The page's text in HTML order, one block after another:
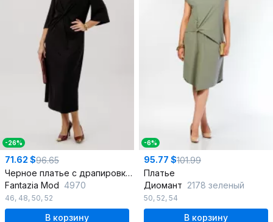
-26%
71.62 $96.65
Черное платье с драпировкой и эффектным вырезом нарядное
Fantazia Mod 4970
46, 48, 50, 52
В корзину
-6%
95.77 $101.99
Платье
Диомант 2178 зеленый
50, 52, 54
В корзину